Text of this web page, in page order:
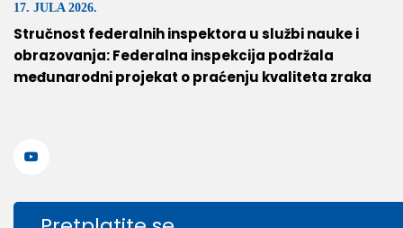
17. JULA 2026.
Stručnost federalnih inspektora u službi nauke i
obrazovanja: Federalna inspekcija podržala
međunarodni projekat o praćenju kvaliteta zraka